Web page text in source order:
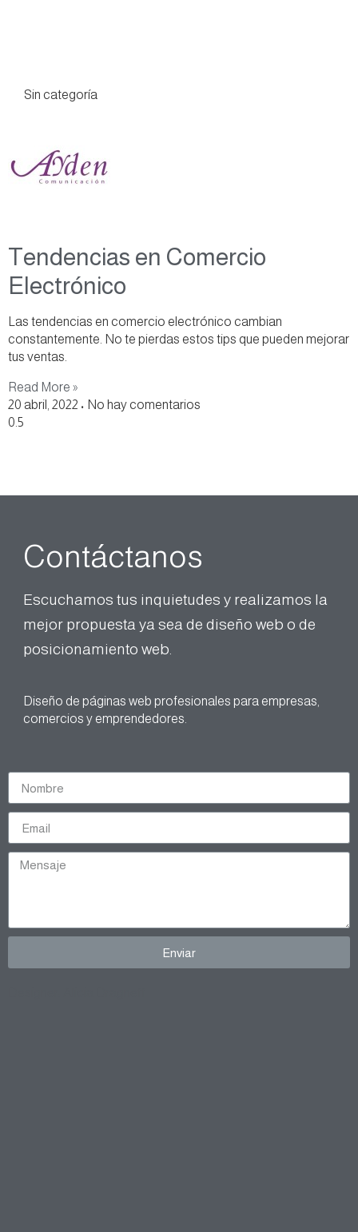
Sin categoría
Tendencias en Comercio
Electrónico
Las tendencias en comercio electrónico cambian
constantemente. No te pierdas estos tips que pueden mejorar
tus ventas.
Read More »
20 abril, 2022
No hay comentarios
Contáctanos
Escuchamos tus inquietudes y realizamos la
mejor propuesta ya sea de diseño web o de
posicionamiento web.
Diseño de páginas web profesionales para empresas,
comercios y emprendedores.
Enviar